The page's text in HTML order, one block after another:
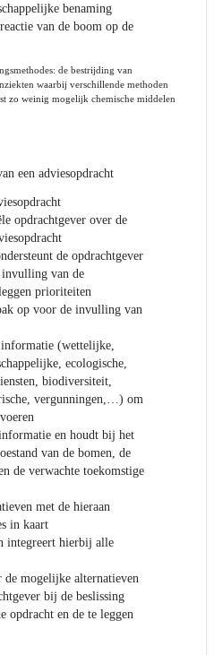
benaming
van de boom op de
de bestrijding van
waarbij verschillende methoden
zo weinig mogelijk chemische middelen
een adviesopdracht
opdrachtgever over de
de opdrachtgever
invulling van de
prioriteiten
op voor de invulling van
(wettelijke,
ecologische,
biodiversiteit,
vergunningen,…) om
en houdt bij het
van de bomen, de
de verwachte toekomstige
met de hieraan
in kaart
integreert hierbij alle
de mogelijke alternatieven
bij de beslissing
opdracht en de te leggen